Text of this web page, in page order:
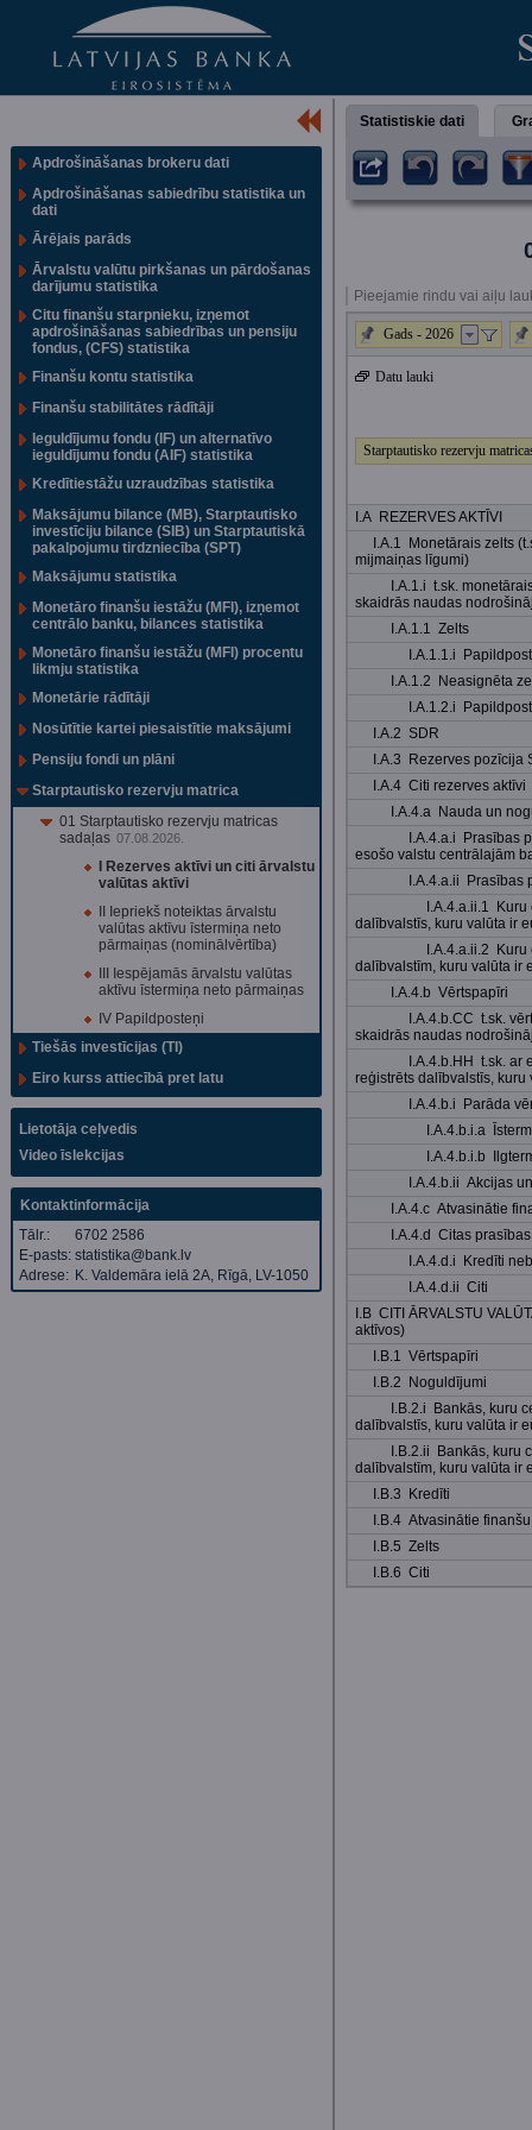
Apdrošināšanas brokeru dati
Apdrošināšanas sabiedrību statistika un
dati
Ārējais parāds
Ārvalstu valūtu pirkšanas un pārdošanas
darījumu statistika
Citu finanšu starpnieku, izņemot
apdrošināšanas sabiedrības un pensiju
fondus, (CFS) statistika
Finanšu kontu statistika
Finanšu stabilitātes rādītāji
Ieguldījumu fondu (IF) un alternatīvo
ieguldījumu fondu (AIF) statistika
Kredītiestāžu uzraudzības statistika
Maksājumu bilance (MB), Starptautisko
investīciju bilance (SIB) un Starptautiskā
pakalpojumu tirdzniecība (SPT)
Maksājumu statistika
Monetāro finanšu iestāžu (MFI), izņemot
centrālo banku, bilances statistika
Monetāro finanšu iestāžu (MFI) procentu
likmju statistika
Monetārie rādītāji
Nosūtītie kartei piesaistītie maksājumi
Pensiju fondi un plāni
Starptautisko rezervju matrica
01 Starptautisko rezervju matricas
sadaļas 07.08.2026.
I Rezerves aktīvi un citi ārvalstu
valūtas aktīvi
II Iepriekš noteiktas ārvalstu
valūtas aktīvu īstermiņa neto
pārmaiņas (nominālvērtība)
III Iespējamās ārvalstu valūtas
aktīvu īstermiņa neto pārmaiņas
IV Papildposteņi
Tiešās investīcijas (TI)
Eiro kurss attiecībā pret latu
Lietotāja ceļvedis
Video īslekcijas
Kontaktinformācija
Tālr.:
6702 2586
E-pasts: statistika@bank.lv
Adrese: K. Valdemāra ielā 2A, Rīgā, LV-1050
Statistiskie dati
Pieejamie rindu vai aiļu
Gads - 2026
Datu lauki
Starptautisko rezervju
I.A REZERVES AKTĪVI
I.A.1 Monetārais zelts
mijmaiņas līgumi)
I.A.1.i t.sk.
skaidrās naudas
I.A.1.1 Zelts
I.A.1.1.i
I.A.1.2 Neasignēta
I.A.1.2.i
I.A.2 SDR
I.A.3 Rezerves pozīcija
I.A.4 Citi rezerves aktīvi
I.A.4.a Nauda un
I.A.4.a.i Prasības
esošo valstu centrālajām
I.A.4.a.ii Prasības
I.A.4.a.ii.1
dalībvalstīs, kuru valūta ir
I.A.4.a.ii.2
dalībvalstīm, kuru valūta ir
I.A.4.b Vērtspapīri
I.A.4.b.CC t.sk.
skaidrās naudas
I.A.4.b.HH t.sk. ar
reģistrēts dalībvalstīs, kuru
I.A.4.b.i Parāda
I.A.4.b.i.a
I.A.4.b.i.b
I.A.4.b.ii Akcijas
I.A.4.c Atvasinātie
I.A.4.d Citas prasības
I.A.4.d.i Kredīti
I.A.4.d.ii Citi
I.B CITI ĀRVALSTU
aktīvos)
I.B.1 Vērtspapīri
I.B.2 Noguldījumi
I.B.2.i Bankās, kuru
dalībvalstīs, kuru valūta ir
I.B.2.ii Bankās, kuru
dalībvalstīm, kuru valūta ir
I.B.3 Kredīti
I.B.4 Atvasinātie
I.B.5 Zelts
I.B.6 Citi